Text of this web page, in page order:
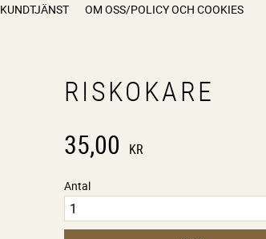
KUNDTJÄNST OM OSS/POLICY OCH COOKIES
RISKOKARE
35,00 KR
Antal